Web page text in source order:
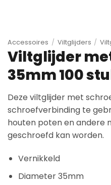
Accessoires / Viltglijders /
Viltglijder
35mm 100
Deze viltglijder met
schroefverbinding te
houten poten en andere
geschroefd kan worden.
Vernikkeld
Diameter 35mm